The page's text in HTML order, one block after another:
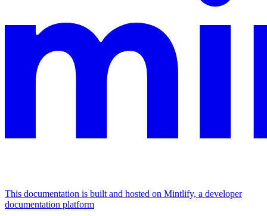
This documentation is built and hosted on Mintlify, a developer
documentation platform